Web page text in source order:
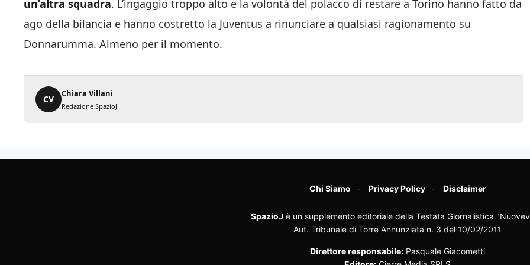
un’altra squadra. L’ingaggio troppo alto e la volontà del polacco di restare a Torino hanno fatto da
ago della bilancia e hanno costretto la Juventus a rinunciare a qualsiasi ragionamento su
Donnarumma. Almeno per il momento.
CV
Chiara Villani
Redazione SpazioJ
Chi Siamo Privacy Policy Disclaimer
SpazioJ è un supplemento editoriale della Testata Giornalistica
Aut. Tribunale di Torre Annunziata n. 3 del 10/02/2011
Direttore responsabile: Pasquale Giacometti